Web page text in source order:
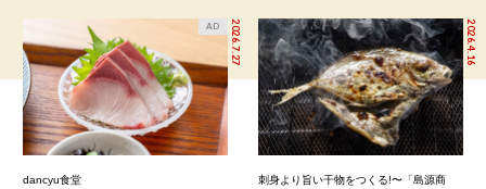
2026.7.27
AD
dancyu食堂
2026.4.16
刺身より旨い干物をつくる!〜「島源商